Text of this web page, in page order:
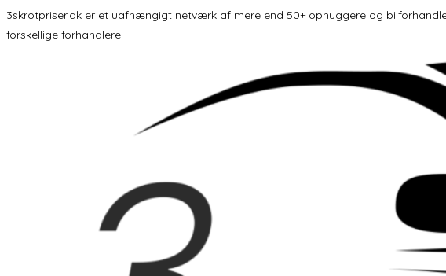
3skrotpriser.dk er et uafhængigt netværk af mere end 50+ ophuggere og
forskellige forhandlere.